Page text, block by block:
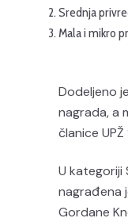
Srednja
Mala i mikro
Dodeljeno
nagrada, a
članice UPŽ
U kategoriji
nagrađena
Gordane